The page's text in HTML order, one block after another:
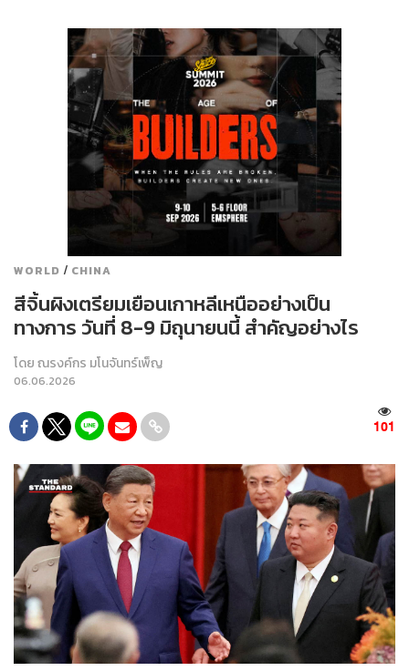
WORLD / CHINA
สีจิ้นผิงเตรียมเยือนเกาหลีเหนืออย่างเป็น
ทางการ วันที่ 8-9 มิถุนายนนี้ สำคัญอย่างไร
โดยณรงค์กร มโนจันทร์เพ็ญ
06.06.2026
101